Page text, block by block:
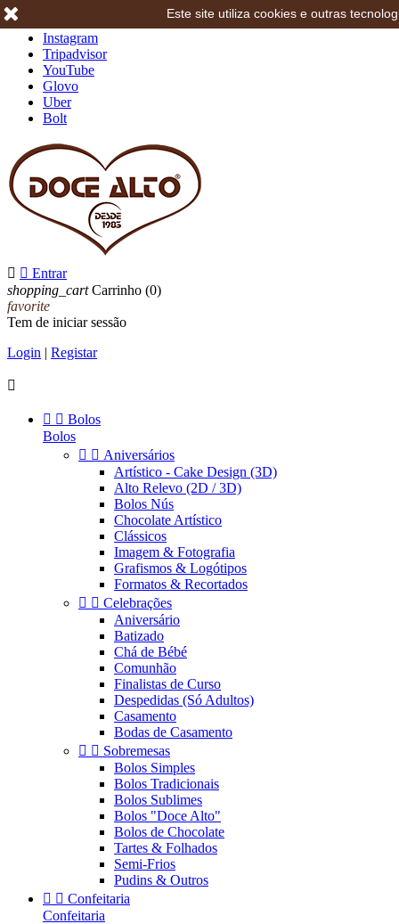
Instagram
Tripadvisor
YouTube
Glovo
Uber
Bolt
  Entrar
shopping_cart Carrinho (0)
favorite
Tem de iniciar sessão
Login | Registar

  Bolos
Bolos
  Aniversários
Artístico - Cake Design (3D)
Alto Relevo (2D / 3D)
Bolos Nús
Chocolate Artístico
Clássicos
Imagem & Fotografia
Grafismos & Logótipos
Formatos & Recortados
  Celebrações
Aniversário
Batizado
Chá de Bébé
Comunhão
Finalistas de Curso
Despedidas (Só Adultos)
Casamento
Bodas de Casamento
  Sobremesas
Bolos Simples
Bolos Tradicionais
Bolos Sublimes
Bolos "Doce Alto"
Bolos de Chocolate
Tartes & Folhados
Semi-Frios
Pudins & Outros
  Confeitaria
Confeitaria
Este site utiliza cookies e outras